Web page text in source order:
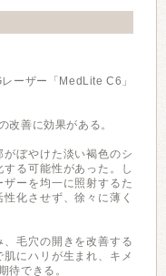
ーザー「MedLite C6」
改善に効果がある。
ぼやけた淡い褐色のシ
る可能性があった。し
ーを均一に照射するた
化させず、徐々に薄く
毛穴の開きを改善する
にハリが生まれ、キメ
待できる。